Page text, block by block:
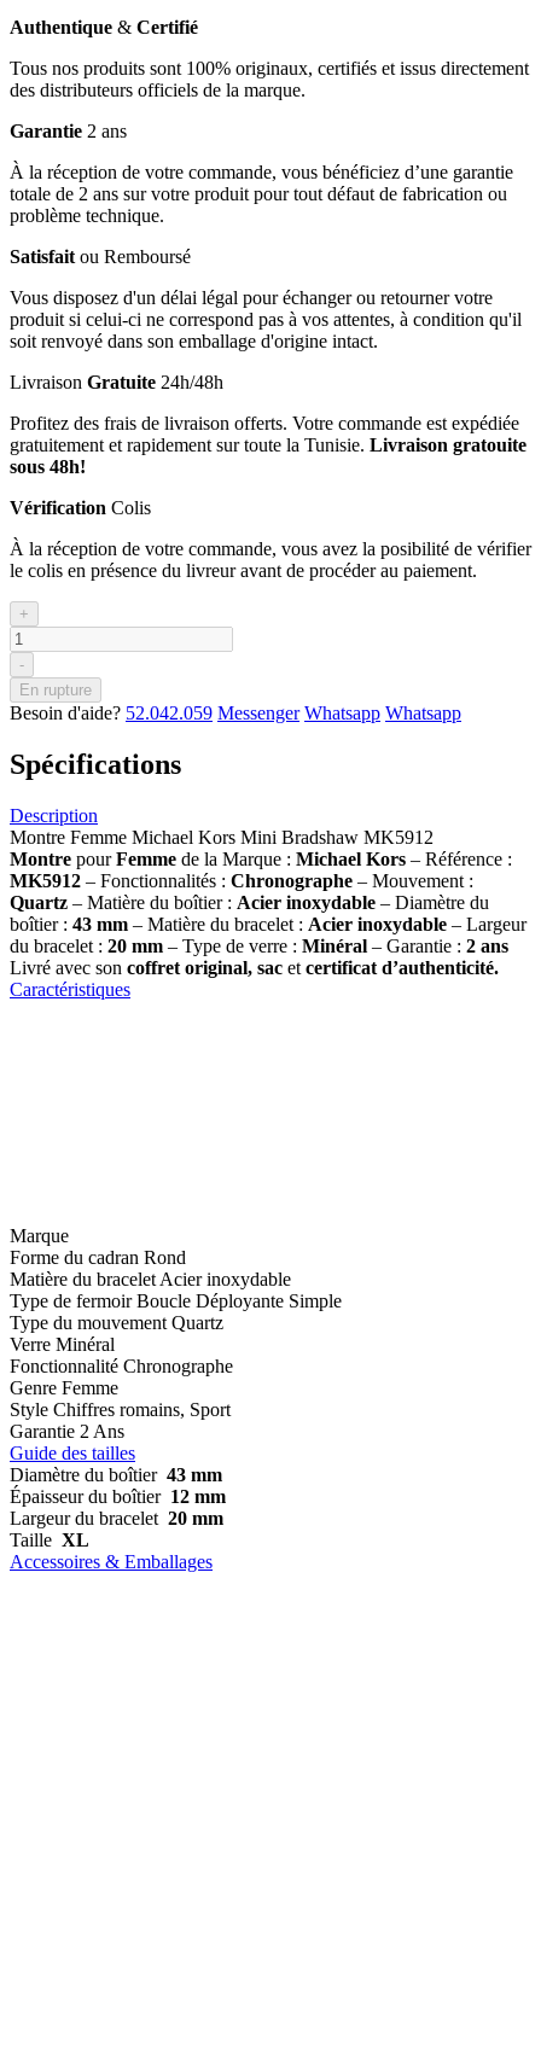
Authentique & Certifié
Tous nos produits sont 100% originaux, certifiés et issus directement
des distributeurs officiels de la marque.
Garantie 2 ans
À la réception de votre commande, vous bénéficiez d’une garantie
totale de 2 ans sur votre produit pour tout défaut de fabrication ou
problème technique.
Satisfait ou Remboursé
Vous disposez d'un délai légal pour échanger ou retourner votre
produit si celui-ci ne correspond pas à vos attentes, à condition qu'il
soit renvoyé dans son emballage d'origine intact.
Livraison Gratuite 24h/48h
Profitez des frais de livraison offerts. Votre commande est expédiée
gratuitement et rapidement sur toute la Tunisie. Livraison gratouite
sous 48h!
Vérification Colis
À la réception de votre commande, vous avez la posibilité de vérifier
le colis en présence du livreur avant de procéder au paiement.
+
-
En rupture
Besoin d'aide? 52.042.059 Messenger Whatsapp Whatsapp
Spécifications
Description
Montre Femme Michael Kors Mini Bradshaw MK5912
Montre pourFemme de la Marque : Michael Kors – Référence :
MK5912 – Fonctionnalités : Chronographe – Mouvement :
Quartz – Matière du boîtier : Acier inoxydable – Diamètre du
boîtier : 43 mm – Matière du bracelet : Acier inoxydable – Largeur
du bracelet : 20 mm – Type de verre : Minéral – Garantie : 2 ans
Livré avec son coffret original, sac et certificat d’authenticité.
Caractéristiques
Marque
Forme du cadran Rond
Matière du bracelet Acier inoxydable
Type de fermoir Boucle Déployante Simple
Type du mouvement Quartz
Verre Minéral
Fonctionnalité Chronographe
Genre Femme
Style Chiffres romains, Sport
Garantie 2 Ans
Guide des tailles
Diamètre du boîtier 43 mm
Épaisseur du boîtier 12 mm
Largeur du bracelet 20 mm
Taille XL
Accessoires & Emballages